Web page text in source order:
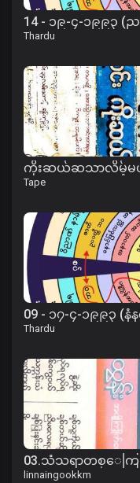
14 - ၁၉-၄-၁၉၉၃ (
Thardu
ကိုးဆယ်ဆသာလိမ့်မယ်
Tape
09 - ၁၇-၄-၁၉၉၃
Thardu
03.သံသရာတစ္ေက
linnaingookkm